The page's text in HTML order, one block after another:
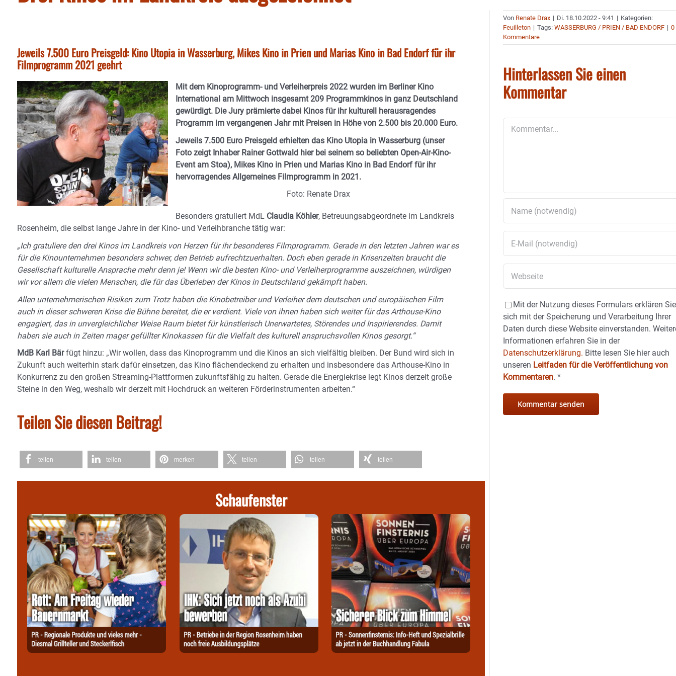
Jeweils 7.500 Euro Preisgeld: Kino Utopia in Wasserburg, Mikes Kino in Prien und Marias Kino in Bad Endorf für ihr
Filmprogramm 2021 geehrt
Mit dem Kinoprogramm- und Verleiherpreis 2022 wurden im Berliner Kino
International am Mittwoch insgesamt 209 Programmkinos in ganz Deutschland
gewürdigt. Die Jury prämierte dabei Kinos für ihr kulturell herausragendes
Programm im vergangenen Jahr mit Preisen in Höhe von 2.500 bis 20.000 Euro.
Jeweils 7.500 Euro Preisgeld erhielten das Kino Utopia in Wasserburg (unser
Foto zeigt Inhaber Rainer Gottwald hier bei seinem so beliebten Open-Air-Kino-
Event am Stoa), Mikes Kino in Prien und Marias Kino in Bad Endorf für ihr
hervorragendes Allgemeines Filmprogramm in 2021.
Foto: Renate Drax
Besonders gratuliert MdL Claudia Köhler, Betreuungsabgeordnete im Landkreis
Rosenheim, die selbst lange Jahre in der Kino- und Verleihbranche tätig war:
„Ich gratuliere den drei Kinos im Landkreis von Herzen für ihr besonderes Filmprogramm. Gerade in den letzten Jahren war es
für die Kinounternehmen besonders schwer, den Betrieb aufrechtzuerhalten. Doch eben gerade in Krisenzeiten braucht die
Gesellschaft kulturelle Ansprache mehr denn je! Wenn wir die besten Kino- und Verleiherprogramme auszeichnen, würdigen
wir vor allem die vielen Menschen, die für das Überleben der Kinos in Deutschland gekämpft haben.
Allen unternehmerischen Risiken zum Trotz haben die Kinobetreiber und Verleiher dem deutschen und europäischen Film
auch in dieser schweren Krise die Bühne bereitet, die er verdient. Viele von ihnen haben sich weiter für das Arthouse-Kino
engagiert, das in unvergleichlicher Weise Raum bietet für künstlerisch Unerwartetes, Störendes und Inspirierendes. Damit
haben sie auch in Zeiten mager gefüllter Kinokassen für die Vielfalt des kulturell anspruchsvollen Kinos gesorgt.“
MdB Karl Bärfügt hinzu: „Wir wollen, dass das Kinoprogramm und die Kinos an sich vielfältig bleiben. Der Bund wird sich in
Zukunft auch weiterhin stark dafür einsetzen, das Kino flächendeckend zu erhalten und insbesondere das Arthouse-Kino in
Konkurrenz zu den großen Streaming-Plattformen zukunftsfähig zu halten. Gerade die Energiekrise legt Kinos derzeit große
Steine in den Weg, weshalb wir derzeit mit Hochdruck an weiteren Förderinstrumenten arbeiten.“
Teilen Sie diesen Beitrag!
teilen teilen merken teilen teilen teilen
Schaufenster
Von Renate Drax | Di. 18.10.2022 - 9:41 | Kategorien:
Feuilleton | Tags:WASSERBURG / PRIEN / BAD ENDORF | 0
Kommentare
Hinterlassen Sie einen
Kommentar
Mit der Nutzung dieses Formulars erklären Sie
sich mit der Speicherung und Verarbeitung Ihrer
Daten durch diese Website einverstanden.
Informationen erfahren Sie in der
Datenschutzerklärung. Bitte lesen Sie hier auch
unseren Leitfaden für die Veröffentlichung von
Kommentaren.*